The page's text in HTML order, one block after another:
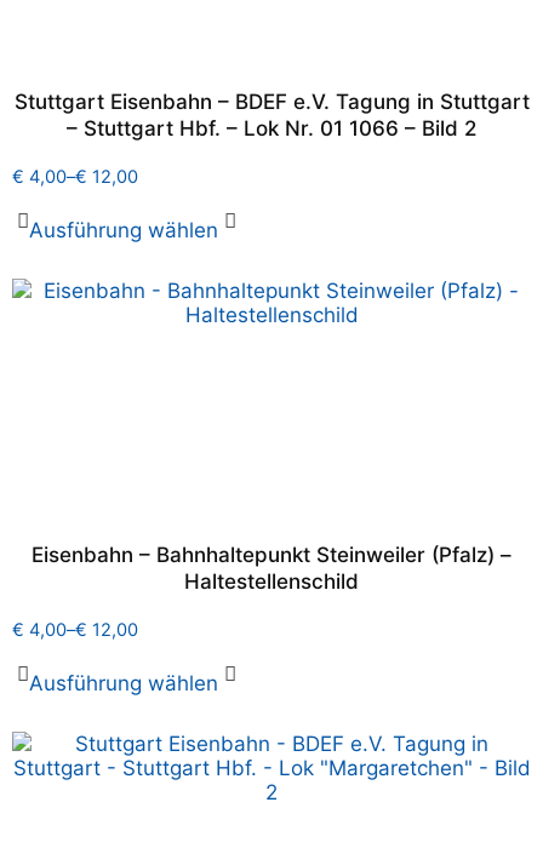
Stuttgart Eisenbahn – BDEF e.V. Tagung in Stuttgart
– Stuttgart Hbf. – Lok Nr. 01 1066 – Bild 2
€ 4,00–€ 12,00
Ausführung wählen
Eisenbahn – Bahnhaltepunkt Steinweiler (Pfalz) –
Haltestellenschild
€ 4,00–€ 12,00
Ausführung wählen